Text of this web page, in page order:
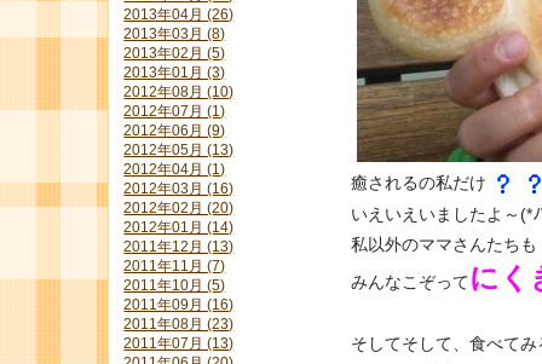
癒されるの私だけ
いえいえいましたよ～(*
私以外のママさんたちも
みんなこぞってにく
そしてそして、食べて
2013年04月 (26)
2013年03月 (8)
2013年02月 (5)
2013年01月 (3)
2012年08月 (10)
2012年07月 (1)
2012年06月 (9)
2012年05月 (13)
2012年04月 (1)
2012年03月 (16)
2012年02月 (20)
2012年01月 (14)
2011年12月 (13)
2011年11月 (7)
2011年10月 (5)
2011年09月 (16)
2011年08月 (23)
2011年07月 (13)